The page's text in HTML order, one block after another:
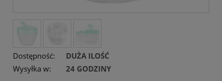
Dostępność:
DUŻA ILOŚĆ
Wysyłka w:
24 GODZINY